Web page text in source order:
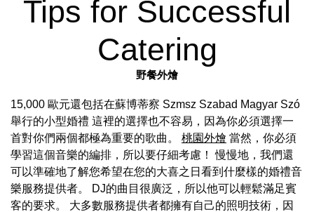
Tips for Successful
Catering
野餐外燴
15,000 歐元還包括在蘇博蒂察 Szmsz Szabad Magyar Szó
舉行的小型婚禮 這裡的選擇也不容易，因為你必須選擇一
首對你們兩個都極為重要的歌曲。 桃園外燴 當然，你必須
學習這個音樂的編排，所以要仔細考慮！ 慢慢地，我們還
可以準確地了解您希望在您的大喜之日看到什麼樣的婚禮音
樂服務提供者。 DJ的曲目很廣泛，所以他可以輕鬆滿足賓
客的要求。 大多數服務提供者都擁有自己的照明技術，因